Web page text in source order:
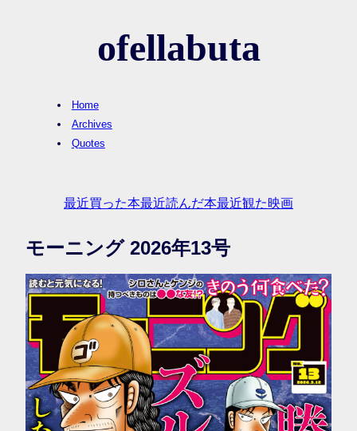
ofellabuta
Home
Archives
Quotes
最近買った本最近読んだ本最近観た映画
モーニング 2026年13号